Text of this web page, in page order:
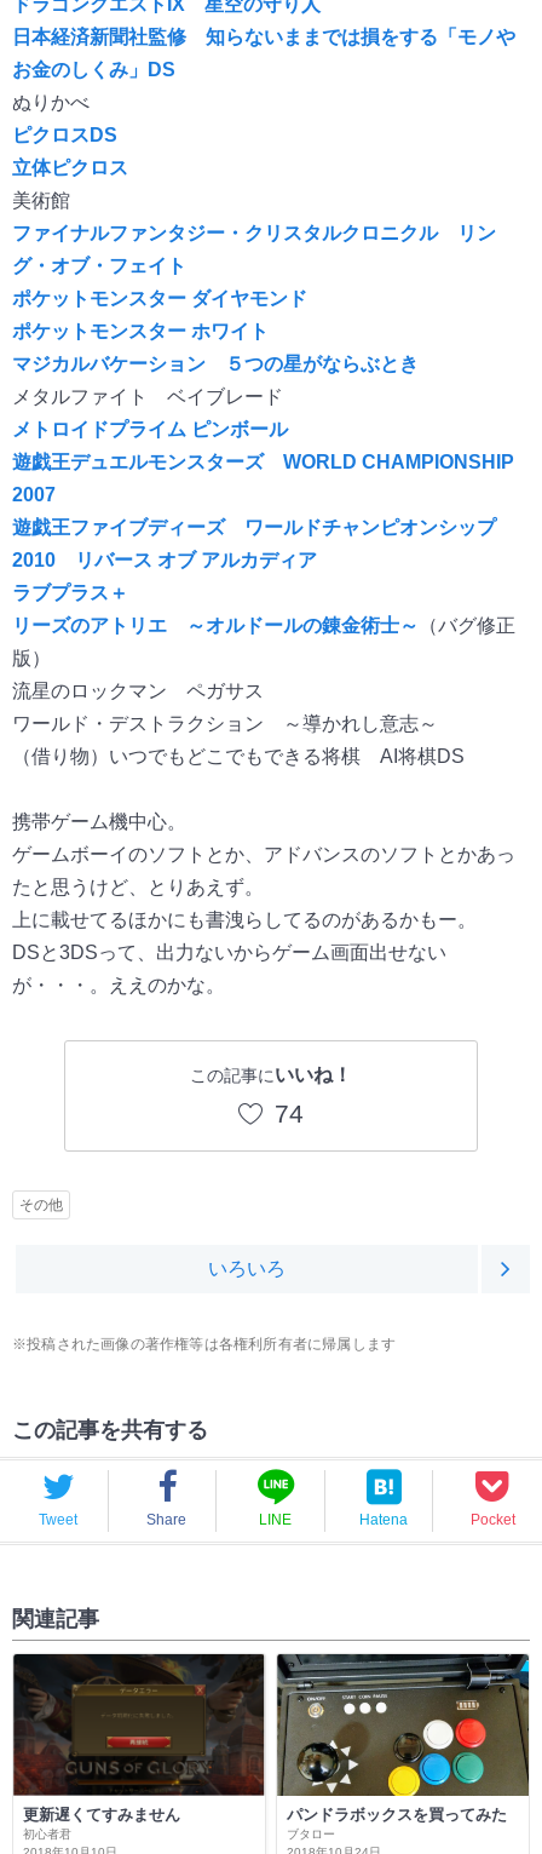
日本経済新聞社監修 知らないままでは損をする「モノや
お金のしくみ」DS
ぬりかべ
ピクロスDS
立体ピクロス
美術館
ファイナルファンタジー・クリスタルクロニクル リン
グ・オブ・フェイト
ポケットモンスター ダイヤモンド
ポケットモンスター ホワイト
マジカルバケーション ５つの星がならぶとき
メタルファイト ベイブレード
メトロイドプライム ピンボール
遊戯王デュエルモンスターズ WORLD CHAMPIONSHIP
2007
遊戯王ファイブディーズ ワールドチャンピオンシップ
2010 リバース オブ アルカディア
ラブプラス＋
リーズのアトリエ ～オルドールの錬金術士～
（バグ修正
版）
流星のロックマン ペガサス
ワールド・デストラクション ～導かれし意志～
（借り物）いつでもどこでもできる将棋 AI将棋DS
携帯ゲーム機中心。
ゲームボーイのソフトとか、アドバンスのソフトとかあっ
たと思うけど、とりあえず。
上に載せてるほかにも書洩らしてるのがあるかもー。
DSと3DSって、出力ないからゲーム画面出せない
が・・・。ええのかな。
この記事にいいね！
74
その他
いろいろ
※投稿された画像の著作権等は各権利所有者に帰属します
この記事を共有する
Tweet Share LINE Hatena Pocket
関連記事
更新遅くてすみません
初心者君
パンドラボックスを買ってみた
ブタロー